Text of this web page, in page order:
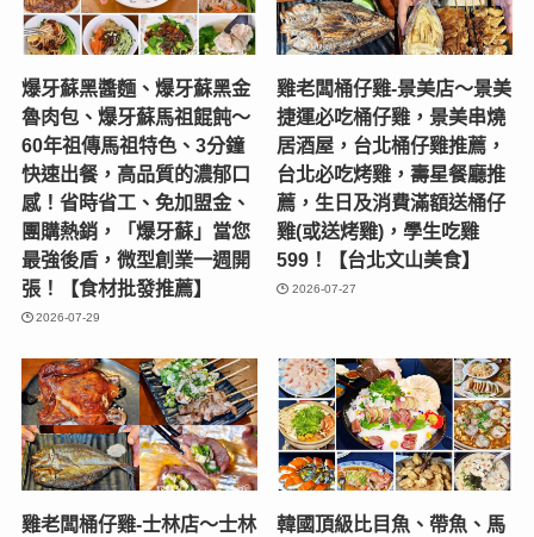
爆牙蘇黑醬麵、爆牙蘇黑金
魯肉包、爆牙蘇馬祖餛飩～
60年祖傳馬祖特色、3分鐘
快速出餐，高品質的濃郁口
感！省時省工、免加盟金、
團購熱銷，「爆牙蘇」當您
最強後盾，微型創業一週開
張！【食材批發推薦】
2026-07-29
雞老闆桶仔雞-景美店〜景美
捷運必吃桶仔雞，景美串燒
居酒屋，台北桶仔雞推薦，
台北必吃烤雞，壽星餐廳推
薦，生日及消費滿額送桶仔
雞(或送烤雞)，學生吃雞
599！【台北文山美食】
2026-07-27
雞老闆桶仔雞-士林店〜士林
韓國頂級比目魚、帶魚、馬